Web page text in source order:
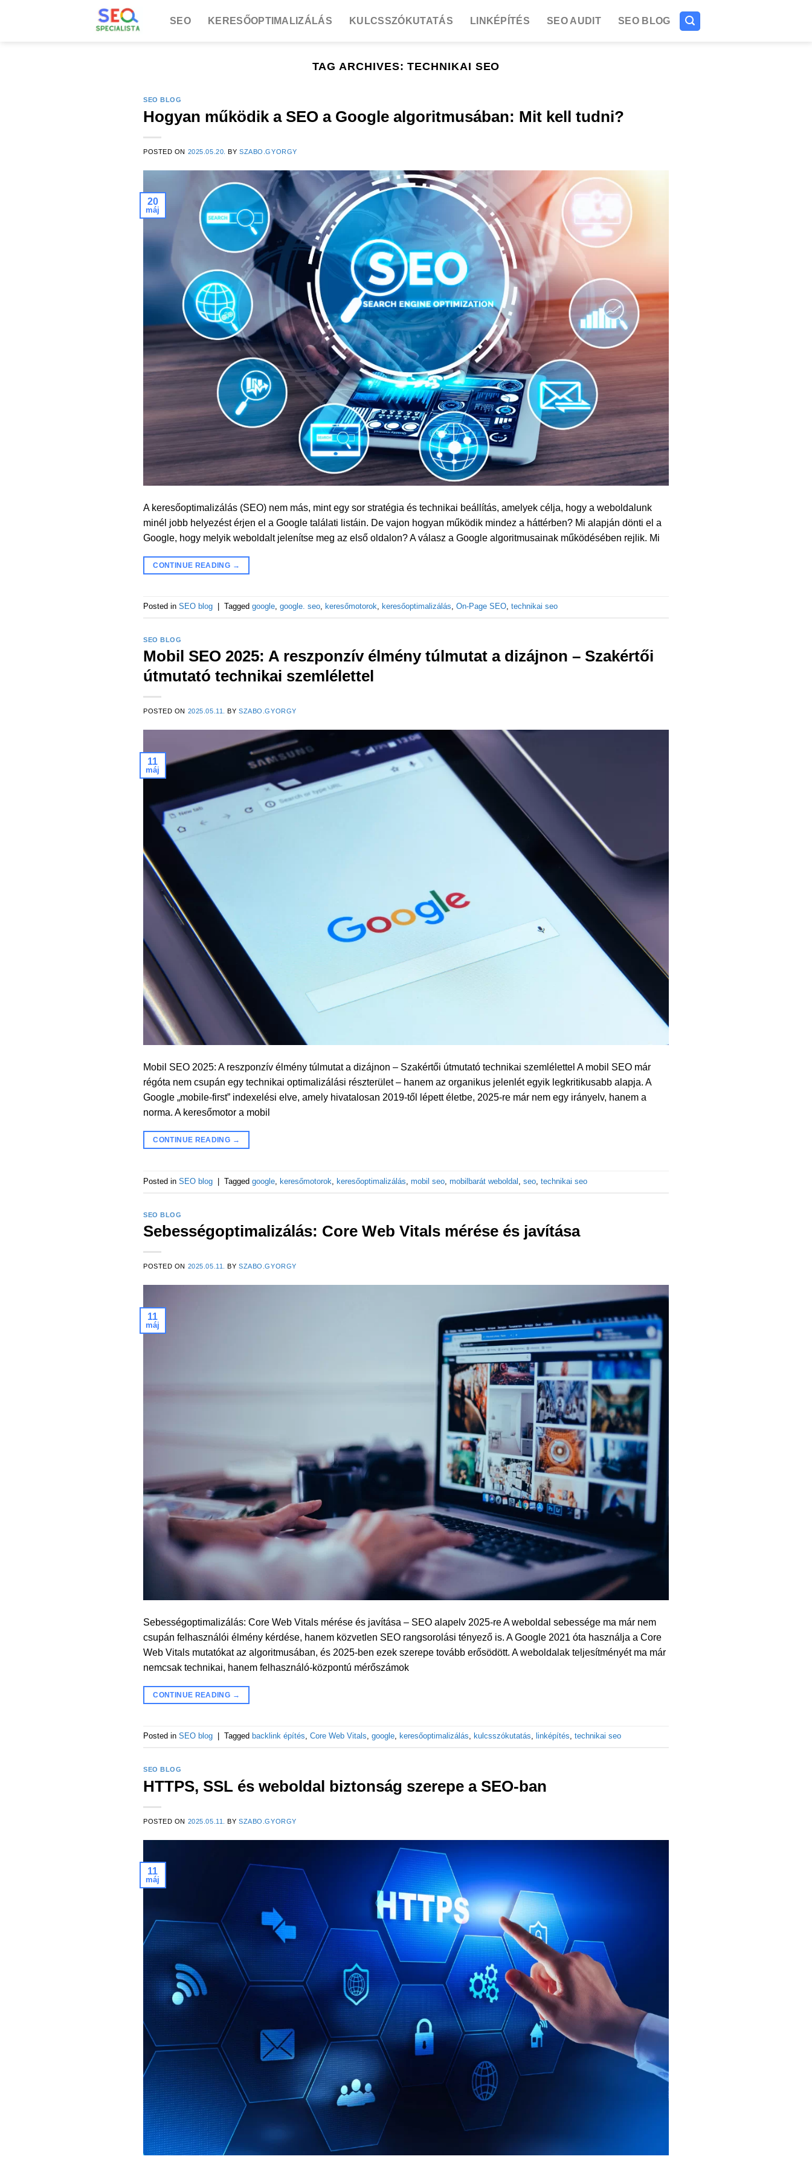
SEO KERESŐOPTIMALIZÁLÁS KULCSSZÓKUTATÁS LINKÉPÍTÉS SEO AUDIT SEO BLOG
TAG ARCHIVES:TECHNIKAI SEO
SEO BLOG
Hogyan működik a SEO a Google algoritmusában: Mit kell tudni?
POSTED ON 2025.05.20. BYSZABO.GYORGY
20
máj
A keresőoptimalizálás (SEO) nem más, mint egy sor stratégia és technikai beállítás, amelyek célja, hogy a weboldalunk
minél jobb helyezést érjen el a Google találati listáin. De vajon hogyan működik mindez a háttérben? Mi alapján dönti el a
Google, hogy melyik weboldalt jelenítse meg az első oldalon? A válasz a Google algoritmusainak működésében rejlik. Mi
CONTINUE READING →
Posted in SEO blog Tagged google, google. seo, keresőmotorok, keresőoptimalizálás, On-Page SEO, technikai seo
SEO BLOG
Mobil SEO 2025: A reszponzív élmény túlmutat a dizájnon – Szakértői
útmutató technikai szemlélettel
POSTED ON 2025.05.11. BYSZABO.GYORGY
11
máj
Mobil SEO 2025: A reszponzív élmény túlmutat a dizájnon – Szakértői útmutató technikai szemlélettel A mobil SEO már
régóta nem csupán egy technikai optimalizálási részterület – hanem az organikus jelenlét egyik legkritikusabb alapja. A
Google „mobile-first” indexelési elve, amely hivatalosan 2019-től lépett életbe, 2025-re már nem egy irányelv, hanem a
norma. A keresőmotor a mobil
CONTINUE READING →
Posted in SEO blog Tagged google keresőmotorok keresőoptimalizálás mobil seo mobilbarát weboldal seo technikai seo
SEO BLOG
Sebességoptimalizálás: Core Web Vitals mérése és javítása
POSTED ON 2025.05.11. BYSZABO.GYORGY
11
máj
Sebességoptimalizálás: Core Web Vitals mérése és javítása – SEO alapelv 2025-re A weboldal sebessége ma már nem
csupán felhasználói élmény kérdése, hanem közvetlen SEO rangsorolási tényező is. A Google 2021 óta használja a Core
Web Vitals mutatókat az algoritmusában, és 2025-ben ezek szerepe tovább erősödött. A weboldalak teljesítményét ma már
nemcsak technikai, hanem felhasználó-központú mérőszámok
CONTINUE READING →
Posted in SEO blog Tagged backlink építés, Core Web Vitals, google, keresőoptimalizálás, kulcsszókutatás, linképítés, technikai seo
SEO BLOG
HTTPS, SSL és weboldal biztonság szerepe a SEO-ban
POSTED ON 2025.05.11. BYSZABO.GYORGY
11
máj